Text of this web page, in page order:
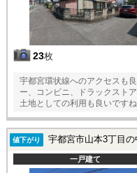
23枚
宇都宮環状線へのアクセスも
ー、コンビニ、ドラックスト
土地としての利用も良いですね
値下がり 宇都宮市山本3丁目
一戸建て